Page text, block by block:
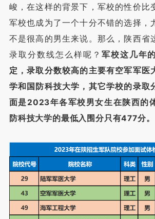
峻，在这样的背景下，军校的性价比
军校也成为了一个十分不错的选择，
不是很高的男生来说。那么，陕西省
录取分数线怎么样呢？ 军校这几年
定，录取分数较高的主要有空军军医
学和国防科技大学，其它学校的录取
面是2023年各军校男女生在陕西的
防科技大学的最低入围分只有477分。